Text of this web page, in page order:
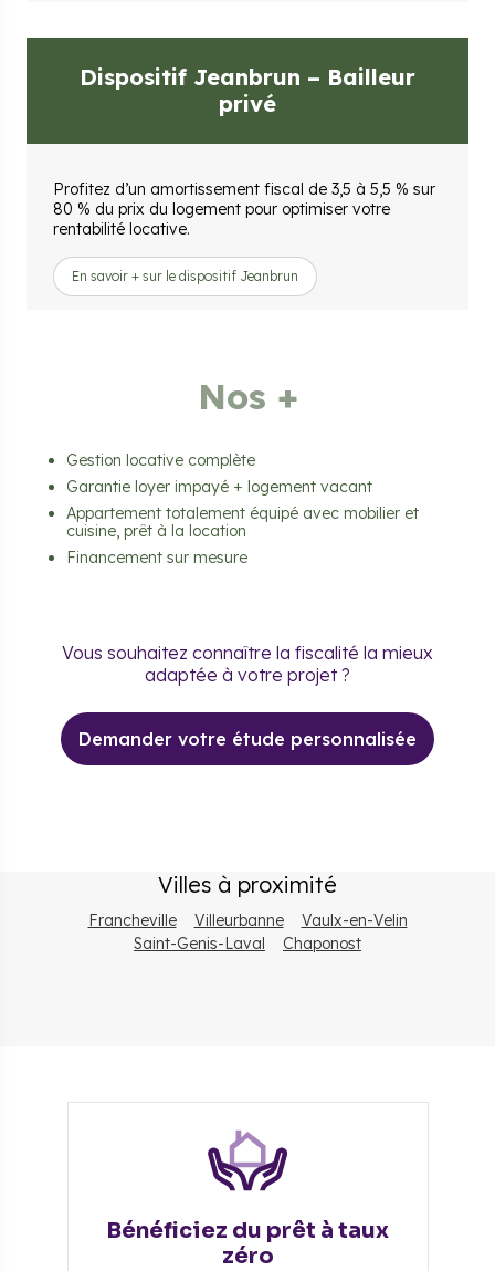
Dispositif Jeanbrun – Bailleur
privé
Profitez d’un amortissement fiscal de 3,5 à 5,5 % sur
80 % du prix du logement pour optimiser votre
rentabilité locative.
En savoir + sur le dispositif Jeanbrun
Nos +
Gestion locative complète
Garantie loyer impayé + logement vacant
Appartement totalement équipé avec mobilier et
cuisine, prêt à la location
Financement sur mesure
Vous souhaitez connaître la fiscalité la mieux
adaptée à votre projet ?
Demander votre étude personnalisée
Villes à proximité
Francheville Villeurbanne
Vaulx-en-Velin
Saint-Genis-Laval
Chaponost
Bénéficiez du prêt à taux
zéro